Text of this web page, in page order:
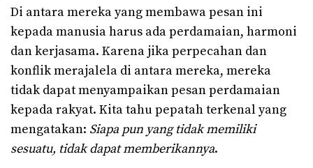
Di antara mereka yang membawa pesan ini
kepada manusia harus ada perdamaian, harmoni
dan kerjasama. Karena jika perpecahan dan
konflik merajalela di antara mereka, mereka
tidak dapat menyampaikan pesan perdamaian
kepada rakyat. Kita tahu pepatah terkenal yang
mengatakan: Siapa pun yang tidak memiliki
sesuatu, tidak dapat memberikannya.